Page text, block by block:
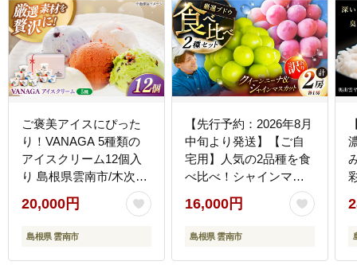
ご褒美アイスにぴった
り！VANAGA 5種類の
アイスクリーム12個入
り 島根県雲南市/木次乳
業有限会社 [AIBH008]
20,000円
島根県 雲南市
【先行予約：2026年8月
中旬より発送】【ご自
宅用】人気の2品種を食
べ比べ！シャインマス
カット 1房 クイーンニ
ーナ 1房（約950g）簡
易包装 訳あり 島根県雲
[AIAB013]
16,000円
島根県 雲南市